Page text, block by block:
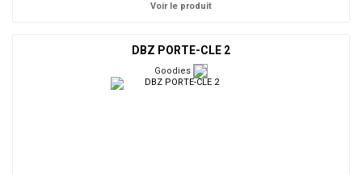
Voir le produit
DBZ PORTE-CLE 2
Goodies